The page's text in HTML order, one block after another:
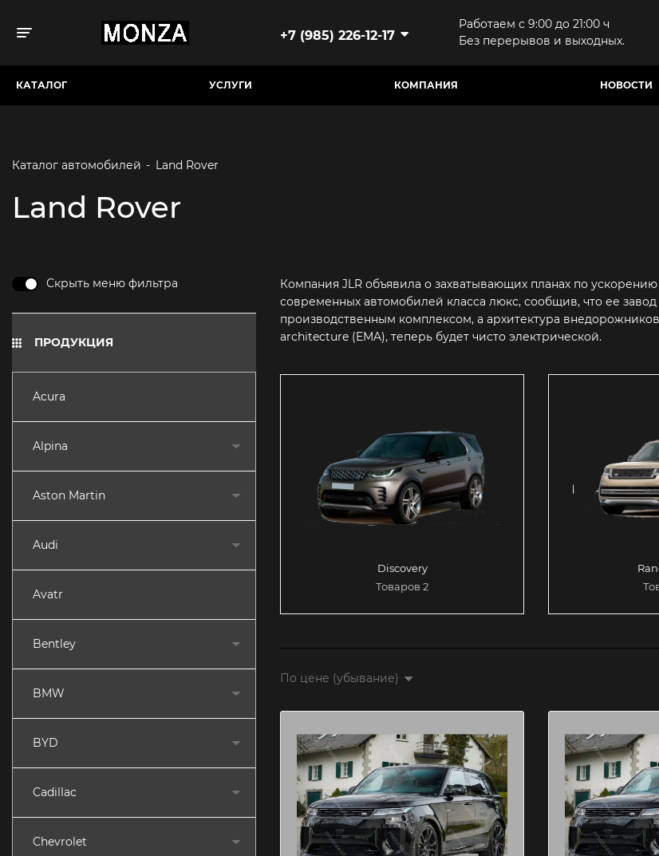
Toggle navigation +7 (985) 226-12-17
Работаем с 9:00 до 21:00 ч
Без перерывов и выходных.
КАТАЛОГ УСЛУГИ КОМПАНИЯ НОВОСТИ
Каталог автомобилей - Land Rover
Land Rover
Скрыть меню фильтра
ПРОДУКЦИЯ
Acura
Alpina
Aston Martin
Audi
Avatr
Bentley
BMW
BYD
Cadillac
Chevrolet
Компания JLR объявила о захватывающих планах по
современных автомобилей класса люкс, сообщив, что ее
производственным комплексом, а архитектура
architecture (EMA), теперь будет чисто электрической.
Discovery
Товаров 2
По цене (убывание)